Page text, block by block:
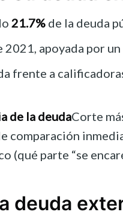
21.7% de la deuda
2021, apoyada por un
frente a
de la deudaCorte
comparación
(qué parte “se
deuda